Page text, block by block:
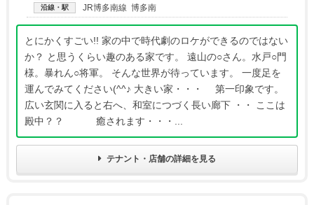
沿線・駅 JR博多南線 博多南
とにかくすごい!! 家の中で時代劇のロケができるのではない
か？ と思うくらい趣のある家です。 遠山の○さん。水戸○門
様。暴れん○将軍。 そんな世界が待っています。 一度足を
運んでみてください(^^♪ 大きい家・・・ 第一印象です。
広い玄関に入ると右へ、和室につづく長い廊下 ・・ ここは
殿中？？ 癒されます・・・...
テナント・店舗の詳細を見る